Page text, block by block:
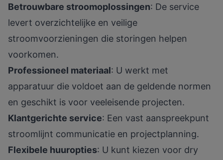
Betrouwbare stroomoplossingen: De service
levert overzichtelijke en veilige
stroomvoorzieningen die storingen helpen
voorkomen.
Professioneel materiaal: U werkt met
apparatuur die voldoet aan de geldende normen
en geschikt is voor veeleisende projecten.
Klantgerichte service: Een vast aanspreekpunt
stroomlijnt communicatie en projectplanning.
Flexibele huuropties: U kunt kiezen voor dry